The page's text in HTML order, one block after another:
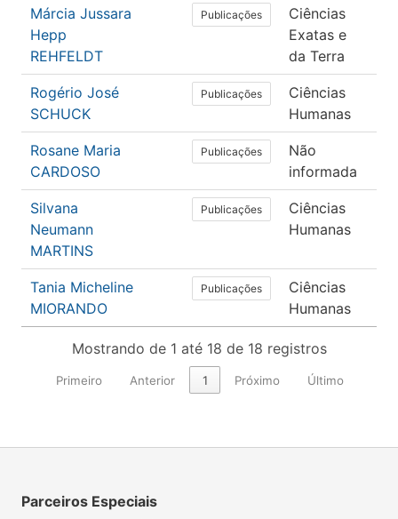
Márcia Jussara
Hepp
REHFELDT
Publicações
Ciências
Exatas e
da Terra
Rogério José
SCHUCK
Publicações
Ciências
Humanas
Rosane Maria
CARDOSO
Publicações
Não
informada
Silvana
Neumann
MARTINS
Publicações
Ciências
Humanas
Tania Micheline
MIORANDO
Publicações
Ciências
Humanas
Mostrando de 1 até 18 de 18 registros
Primeiro Anterior 1 Próximo Último
Parceiros Especiais